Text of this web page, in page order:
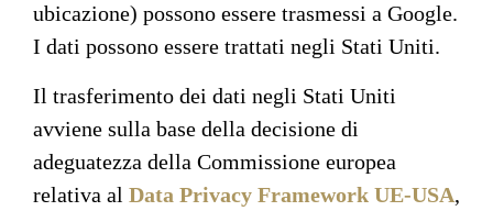
ubicazione) possono essere trasmessi a Google.
I dati possono essere trattati negli Stati Uniti.
Il trasferimento dei dati negli Stati Uniti
avviene sulla base della decisione di
adeguatezza della Commissione europea
relativa al Data Privacy Framework UE-USA,